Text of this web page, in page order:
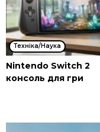
Техніка/Наука
Nintendo Switch 2
консоль для гри